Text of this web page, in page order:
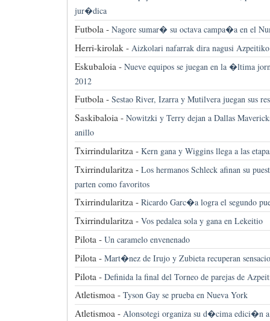
jur�dica
Futbola - Nagore sumar� su octava campa�a en el
Herri-kirolak - Aizkolari nafarrak dira nagusi
Eskubaloia - Nueve equipos se juegan en la �ltima
2012
Futbola - Sestao River, Izarra y Mutilvera juegan sus
Saskibaloia - Nowitzki y Terry dejan a Dallas
anillo
Txirrindularitza - Kern gana y Wiggins llega a las
Txirrindularitza - Los hermanos Schleck afinan su
parten como favoritos
Txirrindularitza - Ricardo Garc�a logra el segundo
Txirrindularitza - Vos pedalea sola y gana en Lekeitio
Pilota - Un caramelo envenenado
Pilota - Mart�nez de Irujo y Zubieta recuperan
Pilota - Definida la final del Torneo de parejas de
Atletismoa - Tyson Gay se prueba en Nueva York
Atletismoa - Alonsotegi organiza su d�cima edici�n